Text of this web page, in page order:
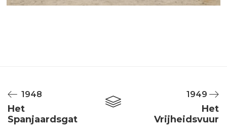
1948
Het
Spanjaardsgat
1949
Het
Vrijheidsvuur